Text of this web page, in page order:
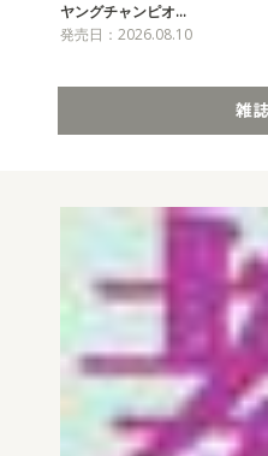
ヤングチャンピオ…
発売日：2026.08.10